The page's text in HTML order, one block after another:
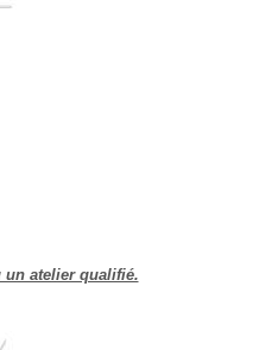
un atelier qualifié.